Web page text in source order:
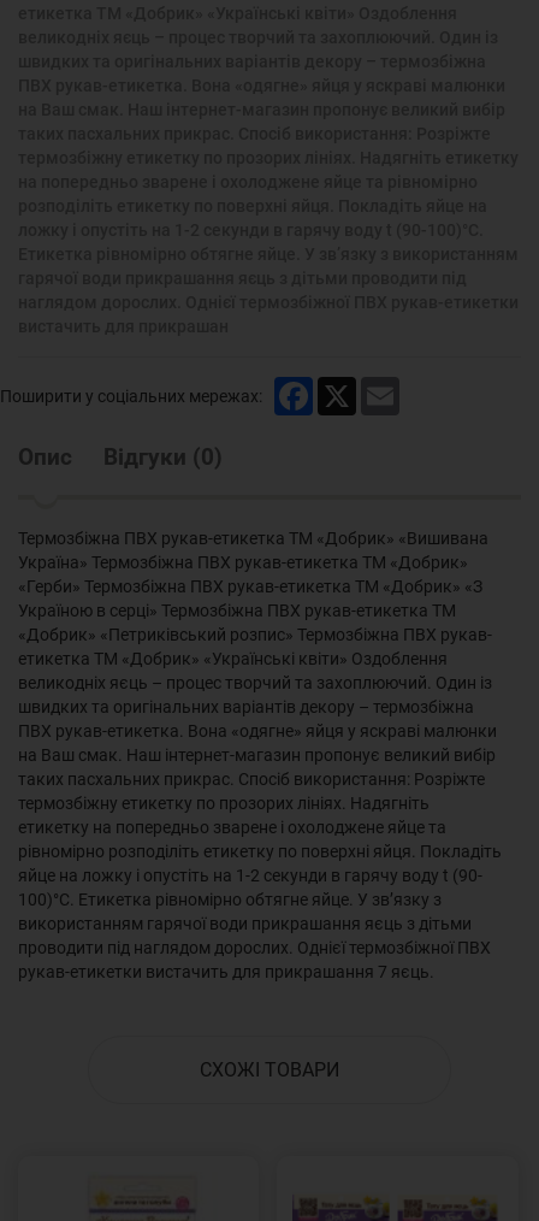
Поширити у соціальних мережах: Facebook
Опис Відгуки (0)
Термозбіжна ПВХ рукав-етикетка ТМ «Добрик» «Вишивана
Україна» Термозбіжна ПВХ рукав-етикетка ТМ «Добрик»
«Герби» Термозбіжна ПВХ рукав-етикетка ТМ «Добрик» «З
Україною в серці» Термозбіжна ПВХ рукав-етикетка ТМ
«Добрик» «Петриківський розпис» Термозбіжна ПВХ рукав-
етикетка ТМ «Добрик» «Українські квіти» Оздоблення
великодніх яєць – процес творчий та захоплюючий. Один із
швидких та оригінальних варіантів декору – термозбіжна
ПВХ рукав-етикетка. Вона «одягне» яйця у яскраві малюнки
на Ваш смак. Наш інтернет-магазин пропонує великий вибір
таких пасхальних прикрас. Спосіб використання: Розріжте
термозбіжну етикетку по прозорих лініях. Надягніть
етикетку на попередньо зварене і охолоджене яйце та
рівномірно розподіліть етикетку по поверхні яйця. Покладіть
яйце на ложку і опустіть на 1-2 секунди в гарячу воду t (90-
100)°C. Етикетка рівномірно обтягне яйце. У зв’язку з
використанням гарячої води прикрашання яєць з дітьми
проводити під наглядом дорослих. Однієї термозбіжної ПВХ
рукав-етикетки вистачить для прикрашання 7 яєць.
СХОЖІ ТОВАРИ